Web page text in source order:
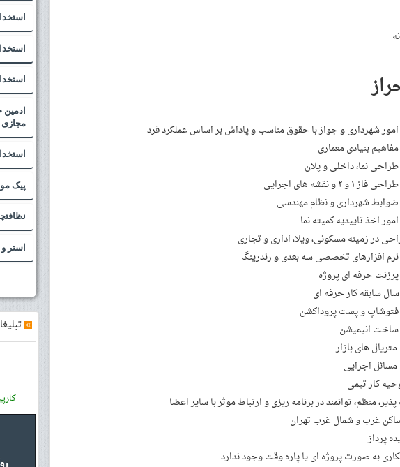
شهرداری و جواز با حقوق مناسب و پاداش بر اساس عملکرد فرد
بنیادی معماری
نما، داخلی و پلان
و ۲ و نقشه های اجرایی
شهرداری و نظام مهندسی
اخذ تاییدیه کمیته نما
در زمینه مسکونی، ویلا، اداری و تجاری
افزارهای تخصصی سه بعدی و رندرینگ
حرفه ای پروژه
و پست پروداکشن
انیمیشن
های بازار
مسائل اجرایی
کار تیمی
منظم، توانمند در برنامه ریزی و ارتباط موثر با سایر اعضا
غرب و شمال غرب تهران
پرداز
به صورت پروژه ای یا پاره وقت وجود ندارد.
مجازی
پیک
استر
»